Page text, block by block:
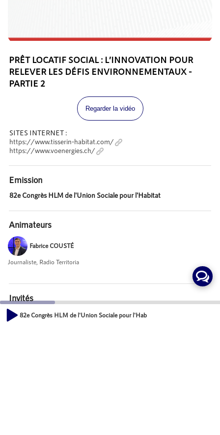
PRÊT LOCATIF SOCIAL : L’INNOVATION POUR
RELEVER LES DÉFIS ENVIRONNEMENTAUX -
PARTIE 2
Regarder la vidéo
SITES INTERNET :
https://www.tisserin-habitat.com/
https://www.voenergies.ch/
Emission
82e Congrès HLM de l'Union Sociale pour l'Habitat
Animateurs
Fabrice COUSTÉ
Journaliste, Radio Territoria
Invités
Johann FRANCHI
82e Congrès HLM de l'Union Sociale pour l'Habitat - PRÊT LOCATIF